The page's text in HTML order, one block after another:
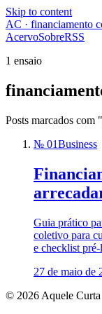
Skip to content
AC · financiamento
AcervoSobreRSS
1 ensaio
Posts marcados
№ 01Business
Guia prático
coletivo para
e checklist
27 de maio de
© 2026 Aquele Curta